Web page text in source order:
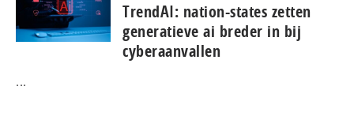
TrendAI: nation-states zetten
generatieve ai breder in bij
cyberaanvallen
...